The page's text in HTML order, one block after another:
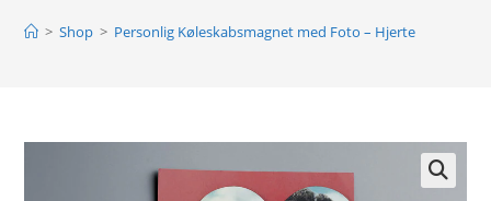
> Shop > Personlig Køleskabsmagnet med Foto – Hjerte